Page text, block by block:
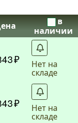
в
наличии
Нет на
складе
Нет на
складе